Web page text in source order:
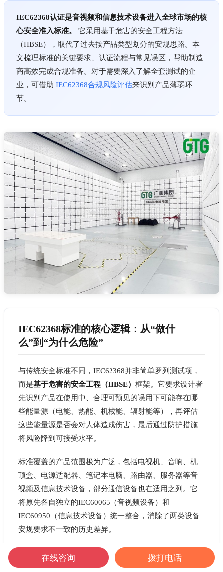
IEC62368认证是音视频和信息技术设备进入全球市场的核
心安全准入标准。
它采用基于危害的安全工程方法
（HBSE），取代了过去按产品类型划分的安规思路。本
文梳理标准的关键要求、认证流程与常见误区，帮助制造
商高效完成合规准备。对于需要深入了解全套测试的企
业，可借助 IEC62368合规风险评估来识别产品薄弱环
节。
IEC62368标准的核心逻辑：从“做什
么”到“为什么危险”
与传统安全标准不同，IEC62368并非简单罗列测试项，
而是基于危害的安全工程（HBSE） 框架。它要求设计者
先识别产品在使用中、合理可预见的误用下可能存在哪
些能量源（电能、热能、机械能、辐射能等），再评估
这些能量源是否会对人体造成伤害，最后通过防护措施
将风险降到可接受水平。
标准覆盖的产品范围极为广泛，包括电视机、音响、机
顶盒、电源适配器、笔记本电脑、路由器、服务器等音
视频及信息技术设备，部分通信设备也在适用之列。它
将原先各自独立的IEC60065（音视频设备）和
IEC60950（信息技术设备）统一整合，消除了两类设备
安规要求不一致的历史差异。
实操经验： 近一年来，多家既有音频输出又有数据传
在线咨询 拨打电话